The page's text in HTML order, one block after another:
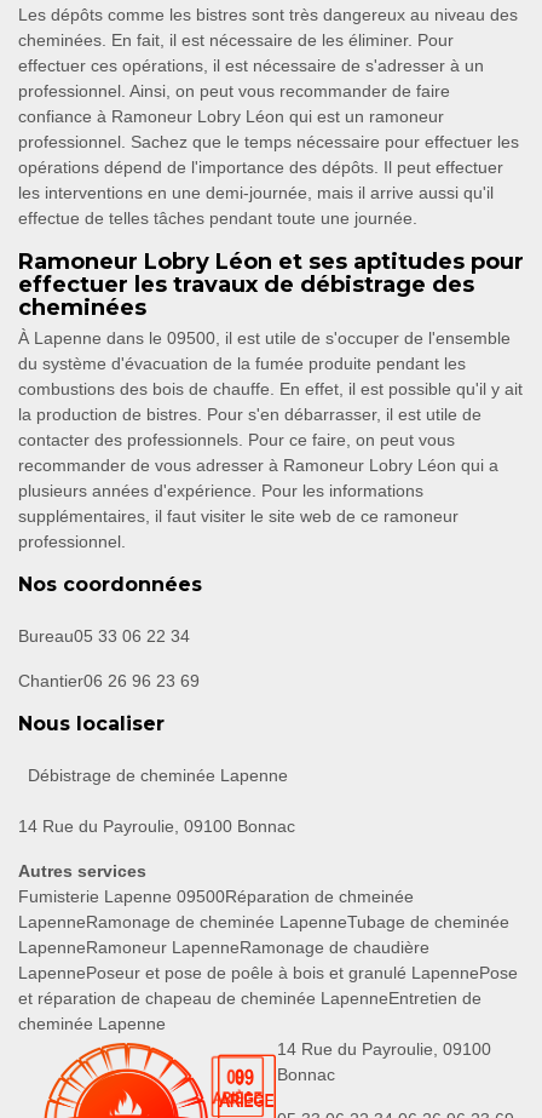
Les dépôts comme les bistres sont très dangereux au niveau des
cheminées. En fait, il est nécessaire de les éliminer. Pour
effectuer ces opérations, il est nécessaire de s'adresser à un
professionnel. Ainsi, on peut vous recommander de faire
confiance à Ramoneur Lobry Léon qui est un ramoneur
professionnel. Sachez que le temps nécessaire pour effectuer les
opérations dépend de l'importance des dépôts. Il peut effectuer
les interventions en une demi-journée, mais il arrive aussi qu'il
effectue de telles tâches pendant toute une journée.
Ramoneur Lobry Léon et ses aptitudes pour
effectuer les travaux de débistrage des
cheminées
À Lapenne dans le 09500, il est utile de s'occuper de l'ensemble
du système d'évacuation de la fumée produite pendant les
combustions des bois de chauffe. En effet, il est possible qu'il y ait
la production de bistres. Pour s'en débarrasser, il est utile de
contacter des professionnels. Pour ce faire, on peut vous
recommander de vous adresser à Ramoneur Lobry Léon qui a
plusieurs années d'expérience. Pour les informations
supplémentaires, il faut visiter le site web de ce ramoneur
professionnel.
Nos coordonnées
Bureau05 33 06 22 34
Chantier06 26 96 23 69
Nous localiser
Débistrage de cheminée Lapenne
14 Rue du Payroulie, 09100 Bonnac
Autres services
Fumisterie Lapenne 09500Réparation de chmeinée
LapenneRamonage de cheminée LapenneTubage de cheminée
LapenneRamoneur LapenneRamonage de chaudière
LapennePoseur et pose de poêle à bois et granulé LapennePose
et réparation de chapeau de cheminée LapenneEntretien de
cheminée Lapenne
14 Rue du Payroulie, 09100
Bonnac